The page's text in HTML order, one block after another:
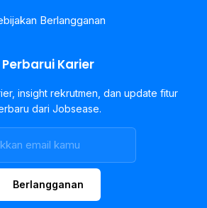
Berlangganan
Perbarui Karier
insight rekrutmen, dan update fitur
dari Jobsease.
Berlangganan